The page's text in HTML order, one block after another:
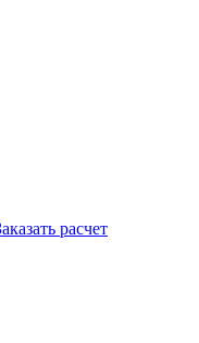
расчeт